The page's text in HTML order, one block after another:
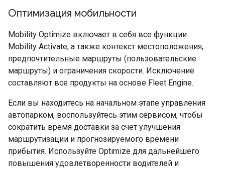
Оптимизация мобильности
Mobility Optimize включает в себя все функции
Mobility Activate, а также контекст местоположения,
предпочтительные маршруты (пользовательские
маршруты) и ограничения скорости. Исключение
составляют все продукты на основе Fleet Engine.
Если вы находитесь на начальном этапе управления
автопарком, воспользуйтесь этим сервисом, чтобы
сократить время доставки за счет улучшения
маршрутизации и прогнозируемого времени
прибытия. Используйте Optimize для дальнейшего
повышения удовлетворенности водителей и